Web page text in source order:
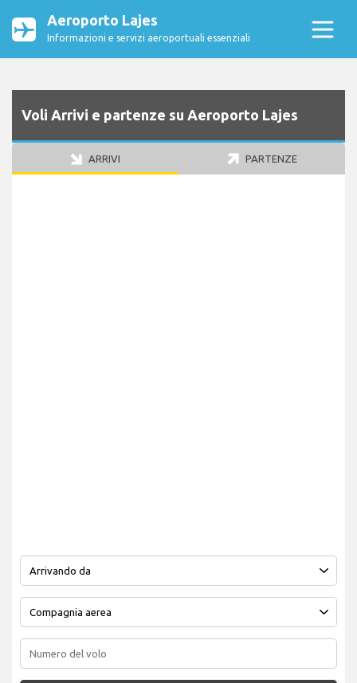
Aeroporto Lajes
Informazioni e servizi aeroportuali essenziali
Voli Arrivi e partenze su Aeroporto Lajes
ARRIVI PARTENZE